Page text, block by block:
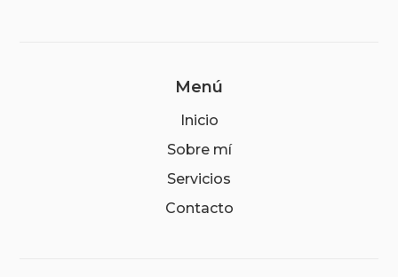
Menú
Inicio
Sobre mí
Servicios
Contacto